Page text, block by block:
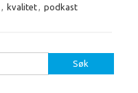
, kvalitet, podkast